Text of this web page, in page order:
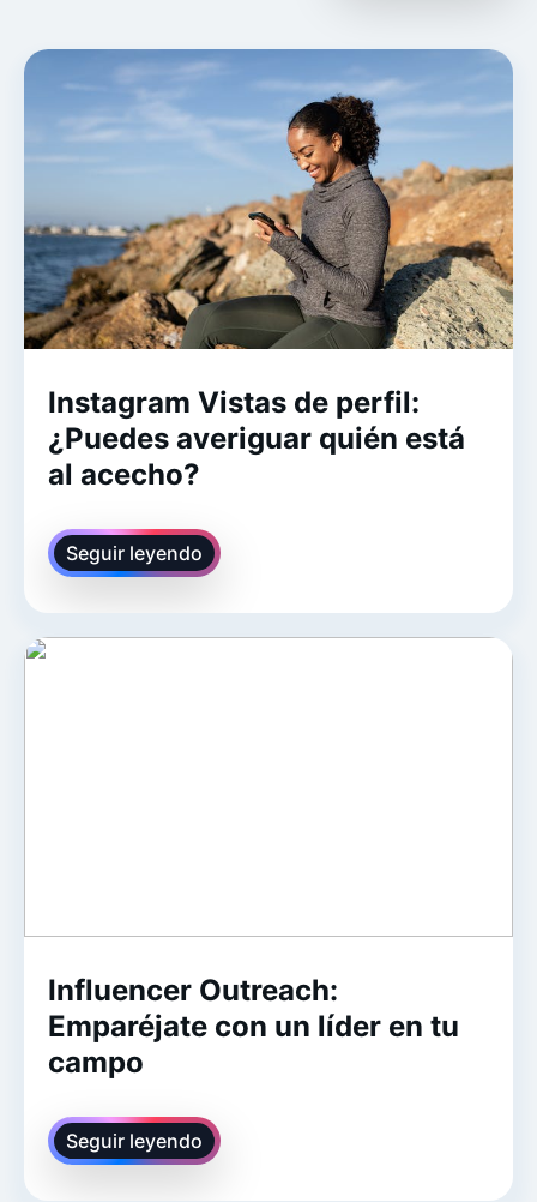
Instagram Vistas de perfil:
¿Puedes averiguar quién está
al acecho?
Seguir leyendo
Influencer Outreach:
Emparéjate con un líder en tu
campo
Seguir leyendo